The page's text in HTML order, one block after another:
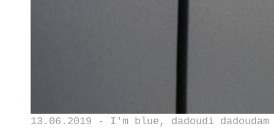
13.06.2019 - I'm blue, dadoudi dadoudam